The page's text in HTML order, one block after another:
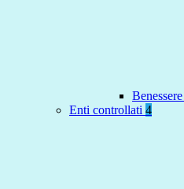
Enti controllati 4